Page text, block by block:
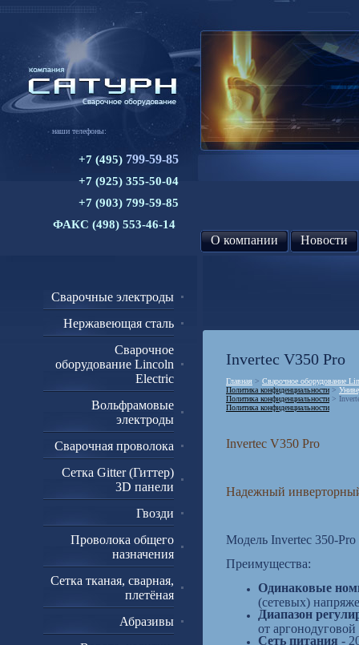
наши телефоны:
+7 (495) 799-59-85
+7 (925) 355-50-04
+7 (903) 799-59-85
ФАКС (498) 553-46-14
О компании Новости
Сварочные электроды
Нержавеющая сталь
Сварочное
оборудование Lincoln
Electric
Вольфрамовые
электроды
Сварочная проволока
Сетка Gitter (Гиттер)
3D панели
Гвозди
Проволока общего
назначения
Сетка тканая, сварная,
плетёная
Абразивы
Invertec V350 Pro
Главная > Сварочное оборудование
Политика конфиденциальности >
Политика конфиденциальности >
Политика конфиденциальности
Invertec V350 Pro
Надежный
Модель Invertec 350-
Преимущества:
Одинаковые
(сетевых)
Диапазон
от
Сеть питания -